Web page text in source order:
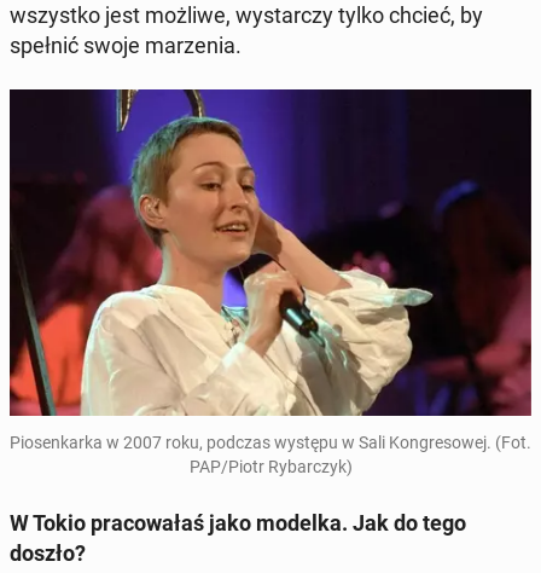
wszyst­ko jest możliwe, wy­star­czy tylko chcieć, by
spełnić swoje ma­rze­nia.
Pio­sen­kar­ka w 2007 roku, podczas występu w Sali Kon­gre­so­wej. (Fot.
PAP/Piotr Ry­bar­czyk)
W Tokio pra­co­wa­łaś jako modelka. Jak do tego
doszło?